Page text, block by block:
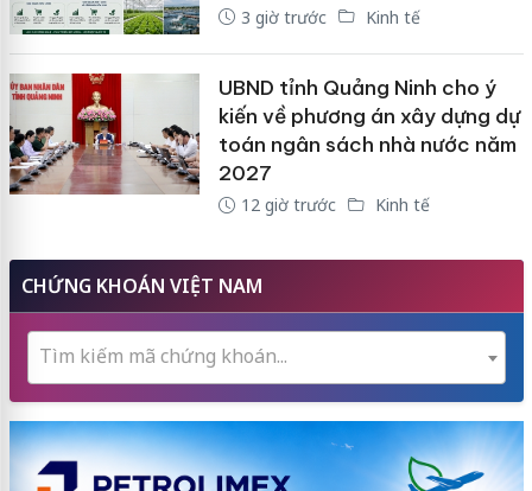
3 giờ trước Kinh tế
UBND tỉnh Quảng Ninh cho ý
kiến về phương án xây dựng dự
toán ngân sách nhà nước năm
2027
12 giờ trước Kinh tế
CHỨNG KHOÁN VIỆT NAM
Tìm kiếm mã chứng khoán...